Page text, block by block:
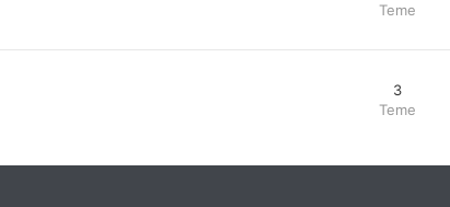
Teme
3
Teme